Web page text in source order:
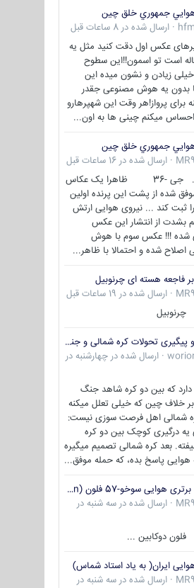
جمهوري خلق چين
· ارسال شده در 8 ساعات قبل
عکس اول دقت کنید مثل یه
است تو اسمون!!این سطوح
خیلی زیادن و نشون میده این
بدون یه هوش مصنوعی جقدر
برای پرواز!هر وقت این شهپرهارو
احساس میکنم چینی ها به اون...
جمهوري خلق چين
MR9
· ارسال شده در 16 ساعات قبل
بسم ا... جی -36 ظاهرا یک عکاس
شده از پشت این پرنده اولین
ثبت کند ... نیروی هوایی ارتش
بشدت از انتشار این عکس
شده !!! عکس سوم با هوش
اصلاح شده و احتمالا با ظاهر...
فاجعه هسته ای چرنوبیل
MR9
· ارسال شده در 19 ساعات قبل
چرنوبیل
تحلیل و پیگیری تحولات کره شمالی و جنوبی
· ارسال شده در چهارشنبه در
دارد که بین دو کره شاهد جنگ
بر خلاف چین که خیلی تعلل میکنه
شمالی اهل فرصت سوزی نیست:
یه درگیری کوچک بین دو کره
بعد کره شمالی تصمیم میگیره
هوایی پاسخ بده، که حمله موفق...
جنگنده برتری هوایی سوخو-57 فلون (Su-57/Felon)
MR9
· ارسال شده در سه شنبه در
فلون دوکابین ...
ایران( به یاد استاد شماس)
MR9
· ارسال شده در سه شنبه در